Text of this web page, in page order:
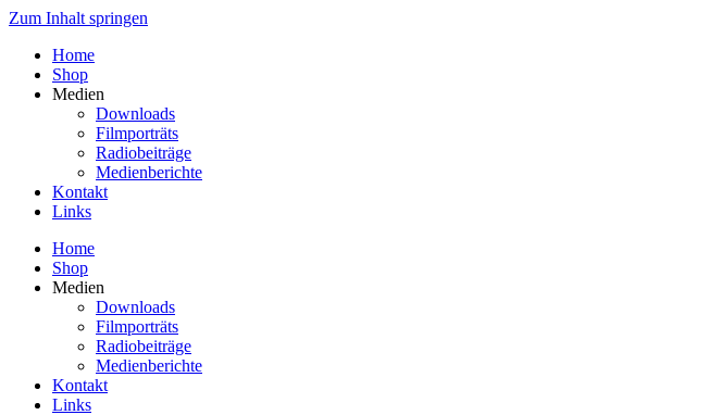
Zum Inhalt springen
Home
Shop
Medien
Downloads
Filmporträts
Radiobeiträge
Medienberichte
Kontakt
Links
Home
Shop
Medien
Downloads
Filmporträts
Radiobeiträge
Medienberichte
Kontakt
Links